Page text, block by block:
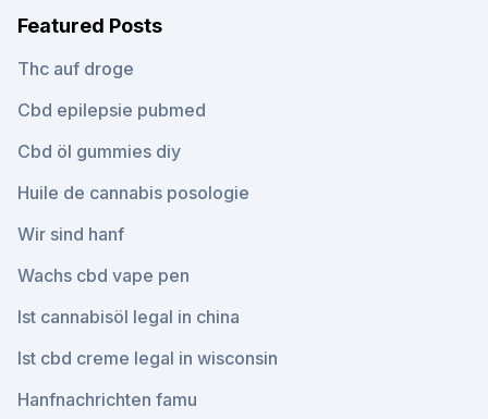
Featured Posts
Thc auf droge
Cbd epilepsie pubmed
Cbd öl gummies diy
Huile de cannabis posologie
Wir sind hanf
Wachs cbd vape pen
Ist cannabisöl legal in china
Ist cbd creme legal in wisconsin
Hanfnachrichten famu